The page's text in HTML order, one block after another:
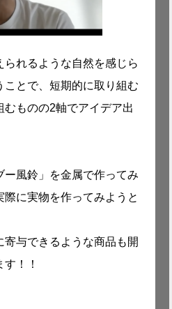
られるような自然を感じら
ことで、短期的に取り組む
むものの2軸でアイデア出
ー風鈴」を金属で作ってみ
際に実物を作ってみようと
寄与できるような商品も開
！！